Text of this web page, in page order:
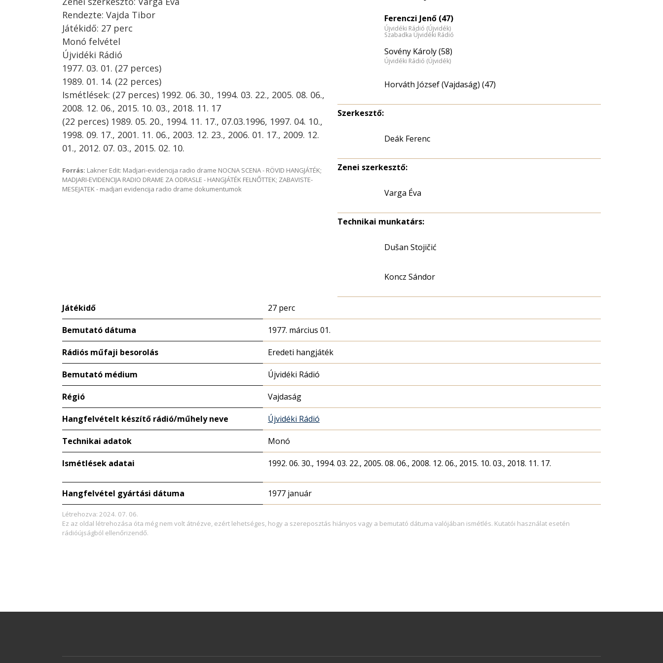
Rendezte: Vajda Tibor
Játékidő: 27 perc
Monó felvétel
Újvidéki Rádió
1977. 03. 01. (27 perces)
1989. 01. 14. (22 perces)
Ismétlések: (27 perces) 1992. 06. 30., 1994. 03. 22., 2005. 08. 06.,
2008. 12. 06., 2015. 10. 03., 2018. 11. 17
(22 perces) 1989. 05. 20., 1994. 11. 17., 07.03.1996, 1997. 04. 10.,
1998. 09. 17., 2001. 11. 06., 2003. 12. 23., 2006. 01. 17., 2009. 12.
01., 2012. 07. 03., 2015. 02. 10.
Forrás: Lakner Edit: Madjari-evidencija radio drame NOCNA SCENA - RÖVID HANGJÁTÉK;
MADJARI-EVIDENCIJA RADIO DRAME ZA ODRASLE - HANGJÁTÉK FELNŐTTEK; ZABAVISTE-
MESEJATEK - madjari evidencija radio drame dokumentumok
Ferenczi Jenő (47)
Újvidéki Rádió (Újvidék)
Szabadka Újvidéki Rádió
Sovény Károly (58)
Újvidéki Rádió (Újvidék)
Horváth József (Vajdaság) (47)
Szerkesztő:
Deák Ferenc
Zenei szerkesztő:
Varga Éva
Technikai munkatárs:
Dušan Stojičić
Koncz Sándor
Játékidő 27 perc
Bemutató dátuma 1977. március 01.
Rádiós műfaji besorolás Eredeti hangjáték
Bemutató médium Újvidéki Rádió
Régió Vajdaság
Hangfelvételt készítő rádió/műhely neve Újvidéki Rádió
Technikai adatok Monó
Ismétlések adatai 1992. 06. 30., 1994. 03. 22., 2005. 08. 06., 2008. 12. 06., 2015. 10. 03., 2018. 11. 17.
Hangfelvétel gyártási dátuma 1977 január
Létrehozva: 2024. 07. 06.
Ez az oldal létrehozása óta még nem volt átnézve, ezért lehetséges, hogy a szereposztás hiányos vagy a bemutató dátuma valójában ismétlés. Kutatói használat esetén
rádióújságból ellenőrizendő.